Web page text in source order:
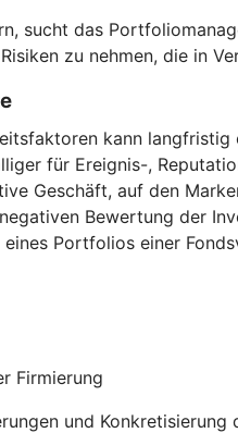
sucht das
zu nehmen, die in
kann
für Ereignis-,
Geschäft, auf den
Bewertung der
Portfolios einer
Firmierung
und Konkretisierung